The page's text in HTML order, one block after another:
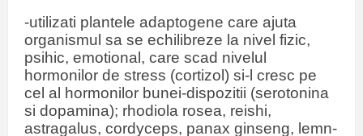
-utilizati plantele adaptogene care ajuta
organismul sa se echilibreze la nivel fizic,
psihic, emotional, care scad nivelul
hormonilor de stress (cortizol) si-l cresc pe
cel al hormonilor bunei-dispozitii (serotonina
si dopamina); rhodiola rosea, reishi,
astragalus, cordyceps, panax ginseng, lemn-